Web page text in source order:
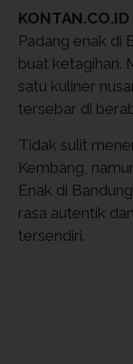
KONTAN.CO.ID
Padang enak di
buat ketagihan.
satu kuliner
tersebar di
Tidak sulit
Kembang,
Enak di
rasa autentik
tersendiri.